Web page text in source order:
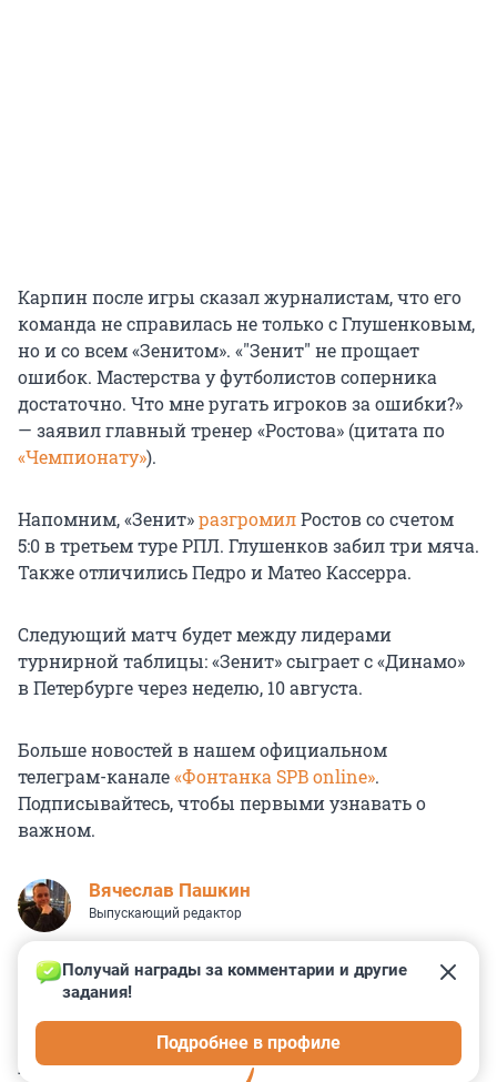
Карпин после игры сказал журналистам, что его
команда не справилась не только с Глушенковым,
но и со всем «Зенитом». «"Зенит" не прощает
ошибок. Мастерства у футболистов соперника
достаточно. Что мне ругать игроков за ошибки?»
— заявил главный тренер «Ростова» (цитата по
«Чемпионату»).
Напомним, «Зенит»разгромилРостов со счетом
5:0 в третьем туре РПЛ. Глушенков забил три мяча.
Также отличились Педро и Матео Кассерра.
Следующий матч будет между лидерами
турнирной таблицы: «Зенит» сыграет с «Динамо»
в Петербурге через неделю, 10 августа.
Больше новостей в нашем официальном
телеграм-канале«Фонтанка SPB online».
Подписывайтесь, чтобы первыми узнавать о
важном.
Вячеслав Пашкин
Выпускающий редактор
КОММЕНТАРИИ 6
Получай награды за комментарии и другие
задания!
Подробнее в профиле